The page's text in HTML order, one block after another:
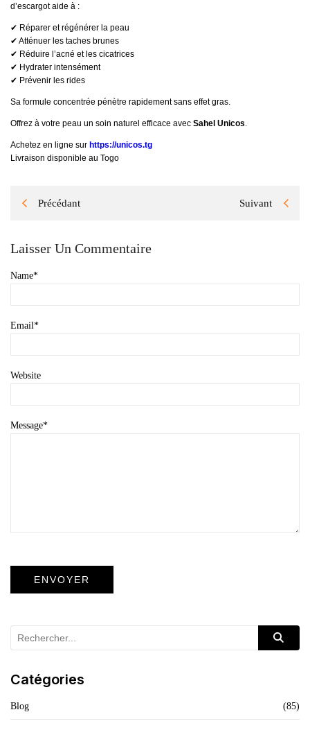
Catégories
Blog (85)
d’escargot aide à :
✔ Réparer et régénérer la peau
✔ Atténuer les taches brunes
✔ Réduire l’acné et les cicatrices
✔ Hydrater intensément
✔ Prévenir les rides
Sa formule concentrée pénètre rapidement sans effet gras.
Offrez à votre peau un soin naturel efficace avec Sahel Unicos
Achetez en ligne sur https://unicos.tg
Livraison disponible au Togo
Précédant Suivant
Laisser Un Commentaire
Message*
Name*
Email*
Website